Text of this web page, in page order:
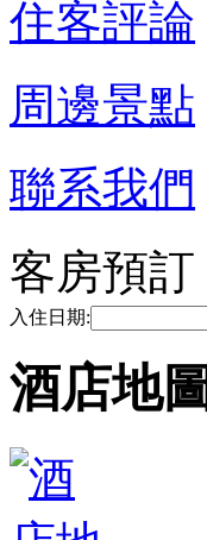
住客評論
周邊景點
聯系我們
客房預訂
入住日期:
酒店地圖